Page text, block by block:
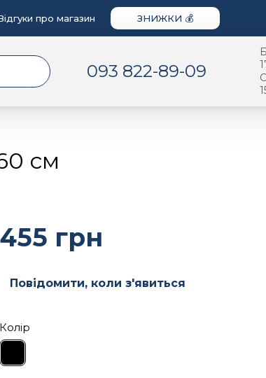
про магазин ЗНИЖКИ 💰
093 822-89-09
см
455 грн
Повідомити, коли з'явиться
Колір